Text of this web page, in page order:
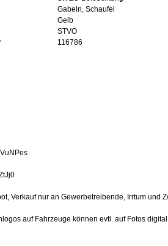
Gabeln, Schaufel
Gelb
STVO
116786
Verkauf nur an Gewerbetreibende, Irrtum und
auf Fahrzeuge können evtl. auf Fotos